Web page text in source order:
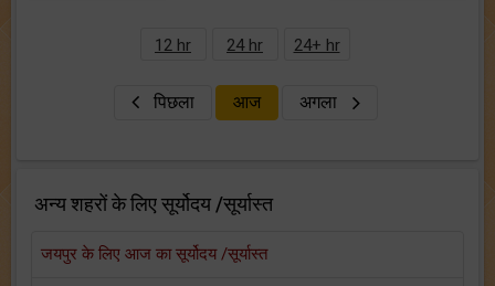
12 hr 24 hr 24+ hr
पिछला आज अगला
अन्य शहरों के लिए सूर्योदय /सूर्यास्त
जयपुर के लिए आज का सूर्योदय /सूर्यास्त